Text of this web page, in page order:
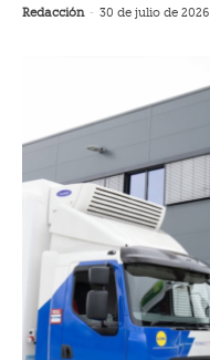
Redacción - 30 de julio de 2026